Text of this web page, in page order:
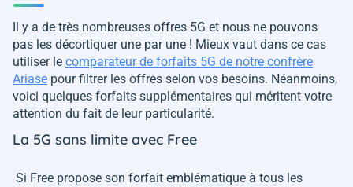
Il y a de très nombreuses offres 5G et nous ne pouvons
pas les décortiquer une par une ! Mieux vaut dans ce cas
utiliser le comparateur de forfaits 5G de notre confrère
Ariase pour filtrer les offres selon vos besoins. Néanmoins,
voici quelques forfaits supplémentaires qui méritent votre
attention du fait de leur particularité.
La 5G sans limite avec Free
Si Free propose son forfait emblématique à tous les